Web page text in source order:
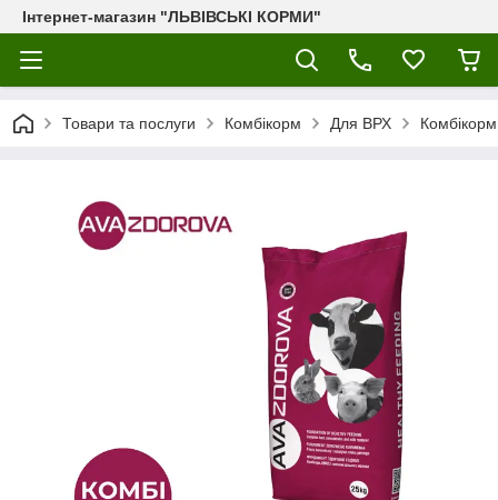
Інтернет-магазин "ЛЬВІВСЬКІ КОРМИ"
Товари та послуги Комбікорм Для ВРХ